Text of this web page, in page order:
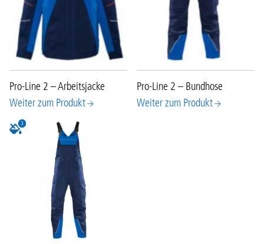
Pro-Line 2 – Arbeitsjacke
Weiter zum Produkt
Pro-Line 2 – Bundhose
Weiter zum Produkt
3